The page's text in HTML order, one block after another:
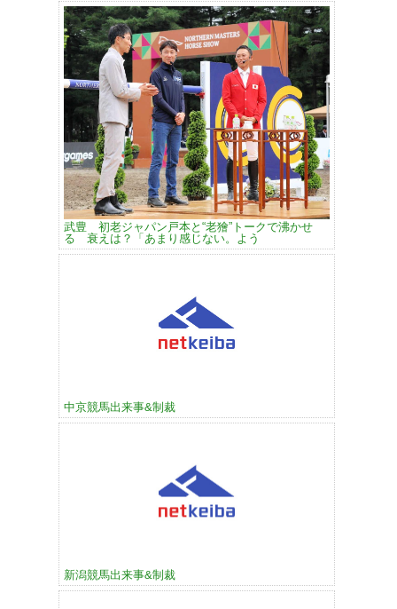
武豊 初老ジャパン戸本と“老獪”トークで沸かせ
る 衰えは？「あまり感じない。よう
中京競馬出来事&制裁
新潟競馬出来事&制裁